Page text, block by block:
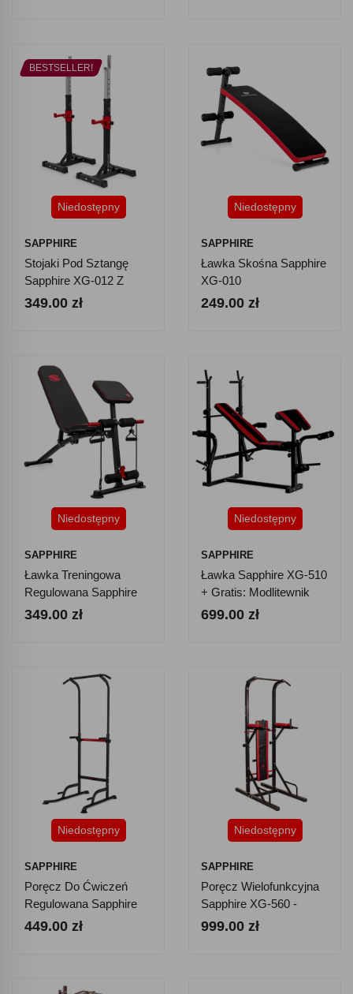
BESTSELLER!
Niedostępny
SAPPHIRE
Stojaki Pod Sztangę
Sapphire XG-012 Z
Asekuracją
349.00 zł
Niedostępny
SAPPHIRE
Ławka Skośna Sapphire
XG-010
249.00 zł
Niedostępny
SAPPHIRE
Ławka Treningowa
Regulowana Sapphire
XG-033 - Modlitewnik,
349.00 zł
Niedostępny
SAPPHIRE
Ławka Sapphire XG-510
+ Gratis: Modlitewnik
699.00 zł
Niedostępny
SAPPHIRE
Poręcz Do Ćwiczeń
Regulowana Sapphire
XG-595
449.00 zł
Niedostępny
SAPPHIRE
Poręcz Wielofunkcyjna
Sapphire XG-560 -
Drążek, Ławeczka
999.00 zł